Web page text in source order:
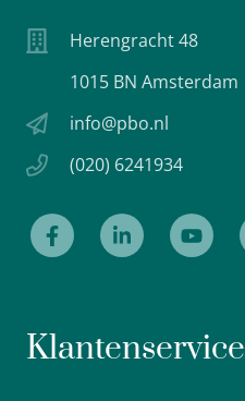
Herengracht 48
1015 BN Amsterdam
info@pbo.nl
(020) 6241934
Klantenservice